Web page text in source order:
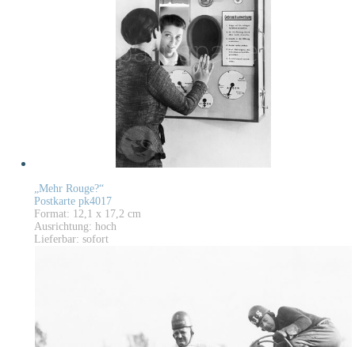
„Mehr Rouge?“
Postkarte pk4017
Format: 12,1 x 17,2 cm
Ausrichtung: hoch
Lieferbar: sofort